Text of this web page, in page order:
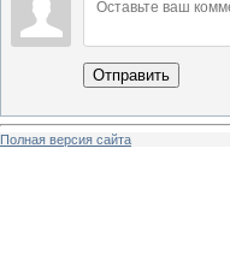
Отправить
Полная версия сайта